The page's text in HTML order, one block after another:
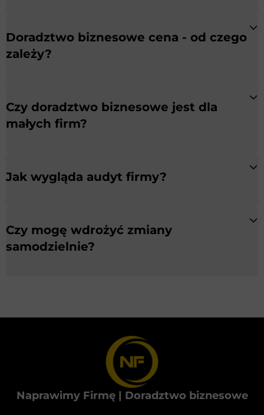
Doradztwo biznesowe cena - od czego
zależy?
Czy doradztwo biznesowe jest dla
małych firm?
Jak wygląda audyt firmy?
Czy mogę wdrożyć zmiany
samodzielnie?
Naprawimy Firmę | Doradztwo biznesowe